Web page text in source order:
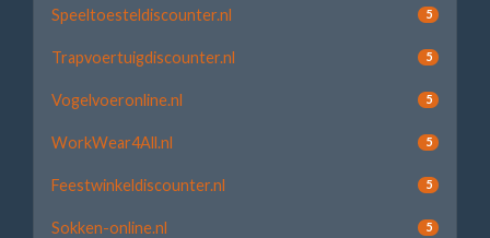
Speeltoesteldiscounter.nl 5
Trapvoertuigdiscounter.nl 5
Vogelvoeronline.nl 5
WorkWear4All.nl 5
Feestwinkeldiscounter.nl 5
Sokken-online.nl 5